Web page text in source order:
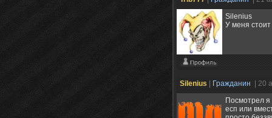
Silenius
У меня
Silenius Гражданин
| 20
Посмотрел я
есп или